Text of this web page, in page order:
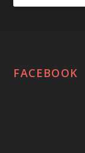
FACEBOOK